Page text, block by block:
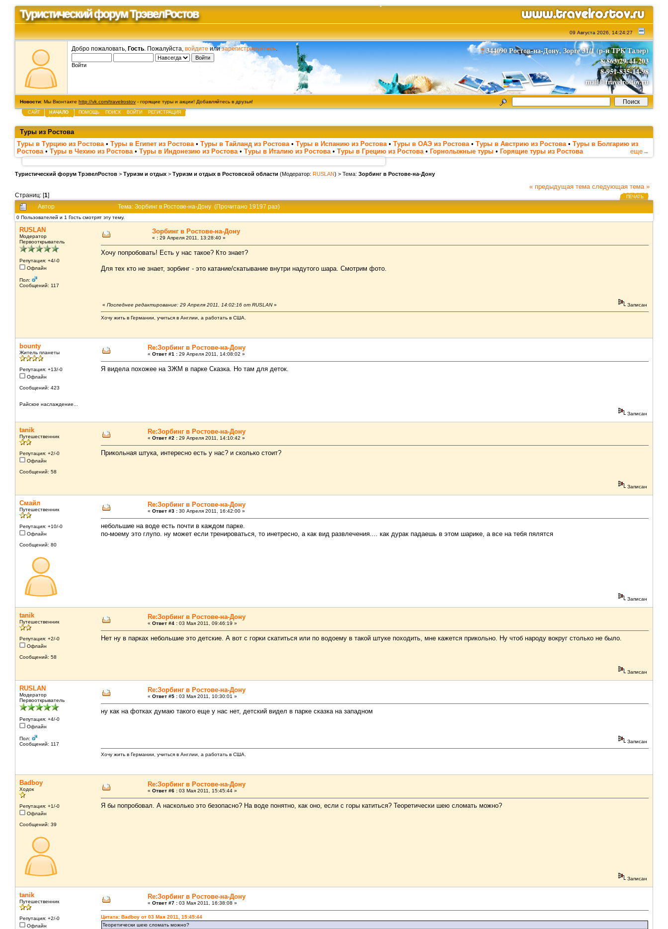
Туристический форум ТрэвелРостов
09 Августа 2026, 14:24:27
?344090 Ростов-на-Дону, Зорге 31/1 (р-н ТРК Талер)
8(863)29-44-203
8-951-835-14-98
mail@travelrostov.ru
Добро пожаловать, Гость . Пожалуйста, войдитеилизарегистрируйтесь
Войти
Новости: Мы Вконтакте http://vk.com/travelrostov - горящие туры и акции! Добавляйтесь в друзья!
САЙТ НАЧАЛО ПОМОЩЬ ПОИСК ВОЙТИ РЕГИСТРАЦИЯ
Туры из Ростова
Туры в Турцию из Ростова • Туры в Египет из Ростова • Туры в Тайланд из Ростова • Туры в Испанию из Ростова • Туры в ОАЭ из Ростова • Туры в Австрию из Ростова • Туры в Болгарию из
Ростова • Туры в Чехию из Ростова • Туры в Индонезию из Ростова • Туры в Италию из Ростова • Туры в Грецию из Ростова • Горнолыжные туры • Горящие туры из Ростова еще→
Туристический форум ТрэвелРостов > Туризм и отдых > Туризм и отдых в Ростовской области (Модератор: RUSLAN) > Тема: Зорбинг в Ростове-на-Дону
Страниц: [1]
« предыдущая тема следующая тема »
ПЕЧАТЬ
Автор Тема: Зорбинг в Ростове-на-Дону (Прочитано 19197 раз)
0 Пользователей и 1 Гость смотрят эту тему.
RUSLAN
Модератор
Первооткрыватель
Репутация: +4/-0
Офлайн
Пол:
Сообщений: 117
Зорбинг в Ростове-на-Дону
« : 29 Апреля 2011, 13:28:40 »
Хочу попробовать! Есть у нас такое? Кто знает?
Для тех кто не знает, зорбинг - это катание/скатывание внутри надутого шара. Смотрим фото.
« Последнее редактирование: 29 Апреля 2011, 14:02:16 от RUSLAN» Записан
Хочу жить в Германии, учиться в Англии, а работать в США.
bounty
Житель планеты
Репутация: +13/-0
Офлайн
Сообщений: 423
Райское наслаждение...
Re:Зорбинг в Ростове-на-Дону
« Ответ #1 : 29 Апреля 2011, 14:08:02 »
Я видела похожее на ЗЖМ в парке Сказка. Но там для деток.
Записан
tanik
Путешественник
Репутация: +2/-0
Офлайн
Сообщений: 58
Re:Зорбинг в Ростове-на-Дону
« Ответ #2 : 29 Апреля 2011, 14:10:42 »
Прикольная штука, интересно есть у нас? и сколько стоит?
Записан
Смайл
Путешественник
Репутация: +10/-0
Офлайн
Сообщений: 80
Re:Зорбинг в Ростове-на-Дону
« Ответ #3 : 30 Апреля 2011, 16:42:00 »
небольшие на воде есть почти в каждом парке.
по-моему это глупо. ну может если тренироваться, то инетресно, а как вид развлечения.... как дурак падаешь в этом шарике, а все на тебя пялятся
Записан
tanik
Путешественник
Репутация: +2/-0
Офлайн
Сообщений: 58
Re:Зорбинг в Ростове-на-Дону
« Ответ #4 : 03 Мая 2011, 09:46:19 »
Нет ну в парках небольшие это детские. А вот с горки скатиться или по водоему в такой штуке походить, мне кажется прикольно. Ну чтоб народу вокруг столько не было.
Записан
RUSLAN
Модератор
Первооткрыватель
Репутация: +4/-0
Офлайн
Пол:
Сообщений: 117
Re:Зорбинг в Ростове-на-Дону
« Ответ #5 : 03 Мая 2011, 10:30:01 »
ну как на фотках думаю такого еще у нас нет, детский видел в парке сказка на западном
Записан
Хочу жить в Германии, учиться в Англии, а работать в США.
Badboy
Ходок
Репутация: +1/-0
Офлайн
Сообщений: 39
Re:Зорбинг в Ростове-на-Дону
« Ответ #6 : 03 Мая 2011, 15:45:44 »
Я бы попробовал. А насколько это безопасно? На воде понятно, как оно, если с горы катиться? Теоретически шею сломать можно?
Записан
tanik
Путешественник
Репутация: +2/-0
Офлайн
Re:Зорбинг в Ростове-на-Дону
« Ответ #7 : 03 Мая 2011, 16:38:08 »
Цитата: Badboy от 03 Мая 2011, 15:45:44
Теоретически шею сломать можно?